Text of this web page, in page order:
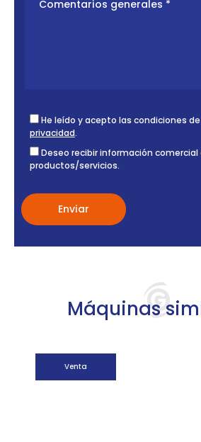
He leído y acepto las condiciones
privacidad.
Deseo recibir información comercial
productos/servicios.
Máquinas
Venta